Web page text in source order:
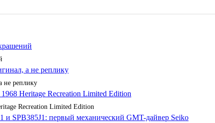
не реплику
Recreation Limited Edition